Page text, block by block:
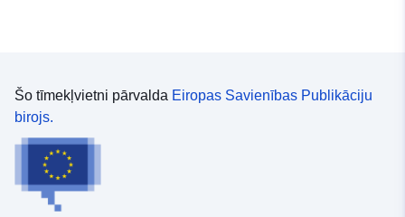
Šo tīmekļvietni pārvalda Eiropas Savienības Publikāciju
birojs.